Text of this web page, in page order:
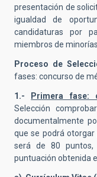
presentación de
igualdad de
candidaturas por
miembros de minorías.
Proceso de
fases: concurso de
1.- Primera fase:
Selección
documentalmente
que se podrá
será de 80
puntuación obtenida